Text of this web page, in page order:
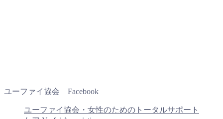
ユーファイ協会 Facebook
ユーファイ協会・女性のためのトータルサポート